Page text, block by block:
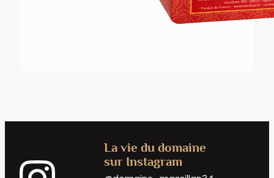
La vie du domaine
sur Instagram